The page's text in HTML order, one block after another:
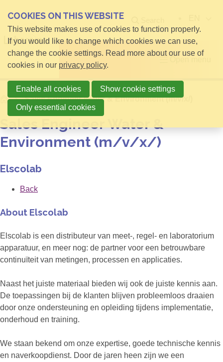
HomeSales Engineer Water & Environment (m/v/x/)
Sales Engineer Water &
Environment (m/v/x/)
Elscolab
Back
About Elscolab
Elscolab is een distributeur van meet-, regel- en laboratorium
apparatuur, en meer nog: de partner voor een betrouwbare
continuïteit van metingen, processen en applicaties.
Naast het juiste materiaal bieden wij ook de juiste kennis aan.
De toepassingen bij de klanten blijven probleemloos draaien
door onze ondersteuning en opleiding tijdens implementatie,
onderhoud en training.
We staan bekend om onze expertise, goede technische kennis
en naverkoopdienst. Door de jaren heen zijn we een
COOKIES ON THIS WEBSITE
This website makes use of cookies to function properly.
If you would like to change which cookies we can use,
change the cookie settings. Read more about our use of
cookies in our privacy policy.
Enable all cookies Show cookie settings
Only essential cookies